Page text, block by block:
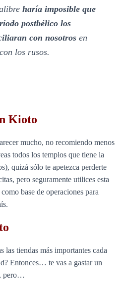
haría imposible que
postbélico los
con nosotros en
los rusos.
Kioto
mucho, no recomiendo menos
todos los templos que tiene la
quizá sólo te apetezca perderte
pero seguramente utilices esta
base de operaciones para
las tiendas más importantes cada
Entonces… te vas a gastar un
pero…